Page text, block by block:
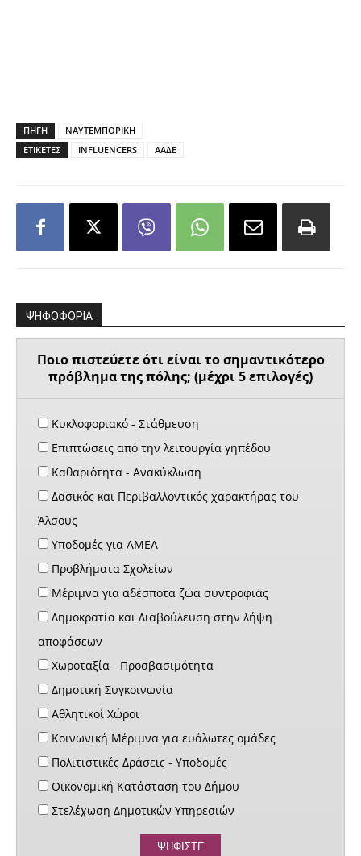
ΠΗΓΗ
ΝΑΥΤΕΜΠΟΡΙΚΗ
ΕΤΙΚΕΤΕΣ
INFLUENCERS ΑΑΔΕ
ΨΗΦΟΦΟΡΙΑ
Ποιο πιστεύετε ότι είναι το σημαντικότερο
πρόβλημα της πόλης; (μέχρι 5 επιλογές)
Κυκλοφοριακό - Στάθμευση
Επιπτώσεις από την λειτουργία γηπέδου
Καθαριότητα - Ανακύκλωση
Δασικός και Περιβαλλοντικός χαρακτήρας του
Άλσους
Υποδομές για ΑΜΕΑ
Προβλήματα Σχολείων
Μέριμνα για αδέσποτα ζώα συντροφιάς
Δημοκρατία και Διαβούλευση στην λήψη
αποφάσεων
Χωροταξία - Προσβασιμότητα
Δημοτική Συγκοινωνία
Αθλητικοί Χώροι
Κοινωνική Μέριμνα για ευάλωτες ομάδες
Πολιτιστικές Δράσεις - Υποδομές
Οικονομική Κατάσταση του Δήμου
Στελέχωση Δημοτικών Υπηρεσιών